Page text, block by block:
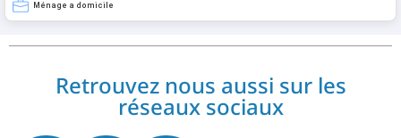
Ménage a domicile
Retrouvez nous aussi sur les
réseaux sociaux